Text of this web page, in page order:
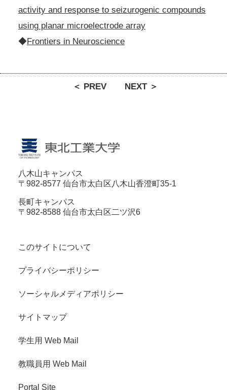
activity and response to seizurogenic compounds
using planar microelectrode array
◆Frontiers in Neuroscience
＜ PREV NEXT ＞
八木山キャンパス
〒982-8577 仙台市太白区八木山香澄町35-1
長町キャンパス
〒982-8588 仙台市太白区二ツ沢6
このサイトについて
プライバシーポリシー
ソーシャルメディアポリシー
サイトマップ
学生用 Web Mail
教職員用 Web Mail
Portal Site